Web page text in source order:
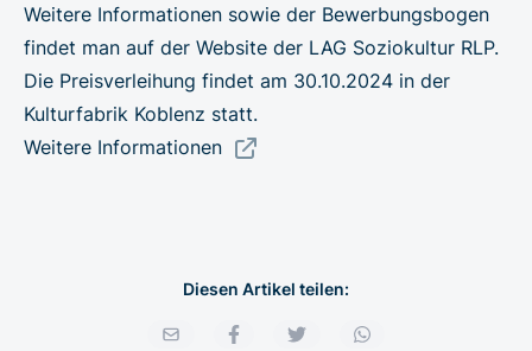
Weitere Informationen sowie der Bewerbungsbogen
findet man auf der Website der LAG Soziokultur RLP.
Die Preisverleihung findet am 30.10.2024 in der
Kulturfabrik Koblenz statt.
Weitere Informationen
Diesen Artikel teilen: